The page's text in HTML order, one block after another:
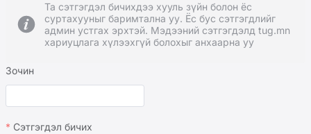
Та сэтгэгдэл бичихдээ хууль зүйн болон ёс
суртахууныг баримтална уу. Ёс бус сэтгэгдлийг
админ устгах эрхтэй. Мэдээний сэтгэгдэлд tug.mn
хариуцлага хүлээхгүй болохыг анхаарна уу
Зочин
Сэтгэгдэл бичих